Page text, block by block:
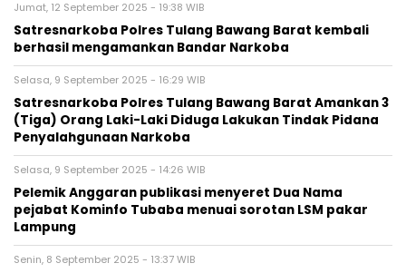
Jumat, 12 September 2025 - 19:38 WIB
Satresnarkoba Polres Tulang Bawang Barat kembali
berhasil mengamankan Bandar Narkoba
Selasa, 9 September 2025 - 16:29 WIB
Satresnarkoba Polres Tulang Bawang Barat Amankan 3
(Tiga) Orang Laki-Laki Diduga Lakukan Tindak Pidana
Penyalahgunaan Narkoba
Selasa, 9 September 2025 - 14:26 WIB
Pelemik Anggaran publikasi menyeret Dua Nama
pejabat Kominfo Tubaba menuai sorotan LSM pakar
Lampung
Senin, 8 September 2025 - 13:37 WIB